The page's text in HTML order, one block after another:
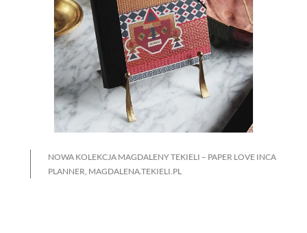
NOWA KOLEKCJA MAGDALENY TEKIELI – PAPER LOVE INCA
PLANNER, MAGDALENA.TEKIELI.PL